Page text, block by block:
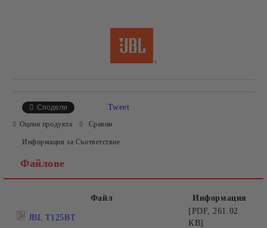
Сподели Tweet
Оцени продукта Сравни
Информация за Съответствие
Файлове
Файл Информация
JBL T125BT
[PDF, 261.02
KB]